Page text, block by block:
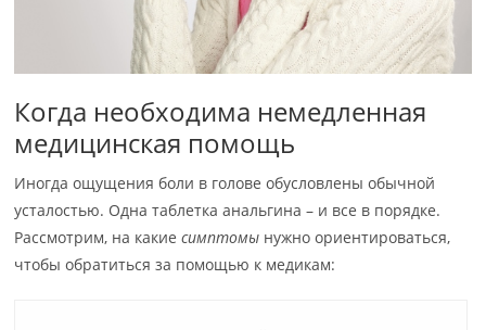
Когда необходима немедленная
медицинская помощь
Иногда ощущения боли в голове обусловлены обычной
усталостью. Одна таблетка анальгина – и все в порядке.
Рассмотрим, на какиесимптомы нужно ориентироваться,
чтобы обратиться за помощью к медикам: